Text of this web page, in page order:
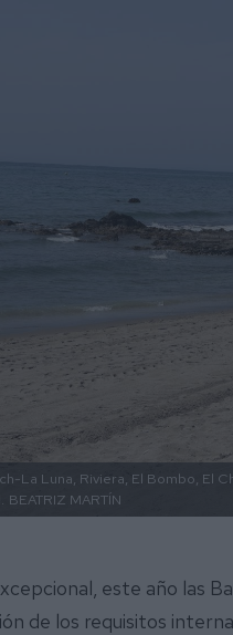
La Luna, Riviera, El Bombo, El
BEATRIZ MARTÍN
este año las
de los requisitos